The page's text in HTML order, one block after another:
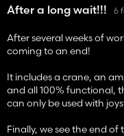
After a long wait!!! 6
After several weeks of
coming to an end!
It includes a crane, an
and all 100% functional,
can only be used with
Finally, we see the end of